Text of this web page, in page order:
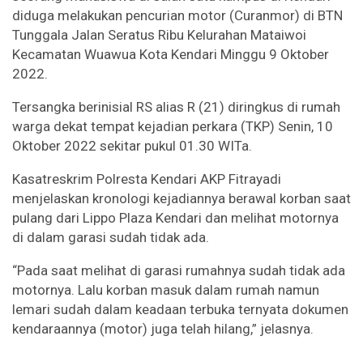
diduga melakukan pencurian motor (Curanmor) di BTN
Tunggala Jalan Seratus Ribu Kelurahan Mataiwoi
Kecamatan Wuawua Kota Kendari Minggu 9 Oktober
2022.
Tersangka berinisial RS alias R (21) diringkus di rumah
warga dekat tempat kejadian perkara (TKP) Senin, 10
Oktober 2022 sekitar pukul 01.30 WITa.
Kasatreskrim Polresta Kendari AKP Fitrayadi
menjelaskan kronologi kejadiannya berawal korban saat
pulang dari Lippo Plaza Kendari dan melihat motornya
di dalam garasi sudah tidak ada.
“Pada saat melihat di garasi rumahnya sudah tidak ada
motornya. Lalu korban masuk dalam rumah namun
lemari sudah dalam keadaan terbuka ternyata dokumen
kendaraannya (motor) juga telah hilang,” jelasnya.